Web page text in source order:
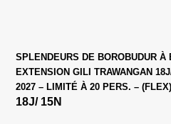
SPLENDEURS DE BOROBUDUR À
EXTENSION GILI TRAWANGAN
2027 – LIMITÉ À 20 PERS. – (FLEX)
18J/ 15N